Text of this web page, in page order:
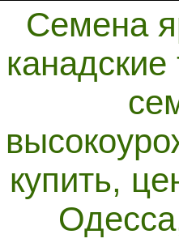
Семена
купить,